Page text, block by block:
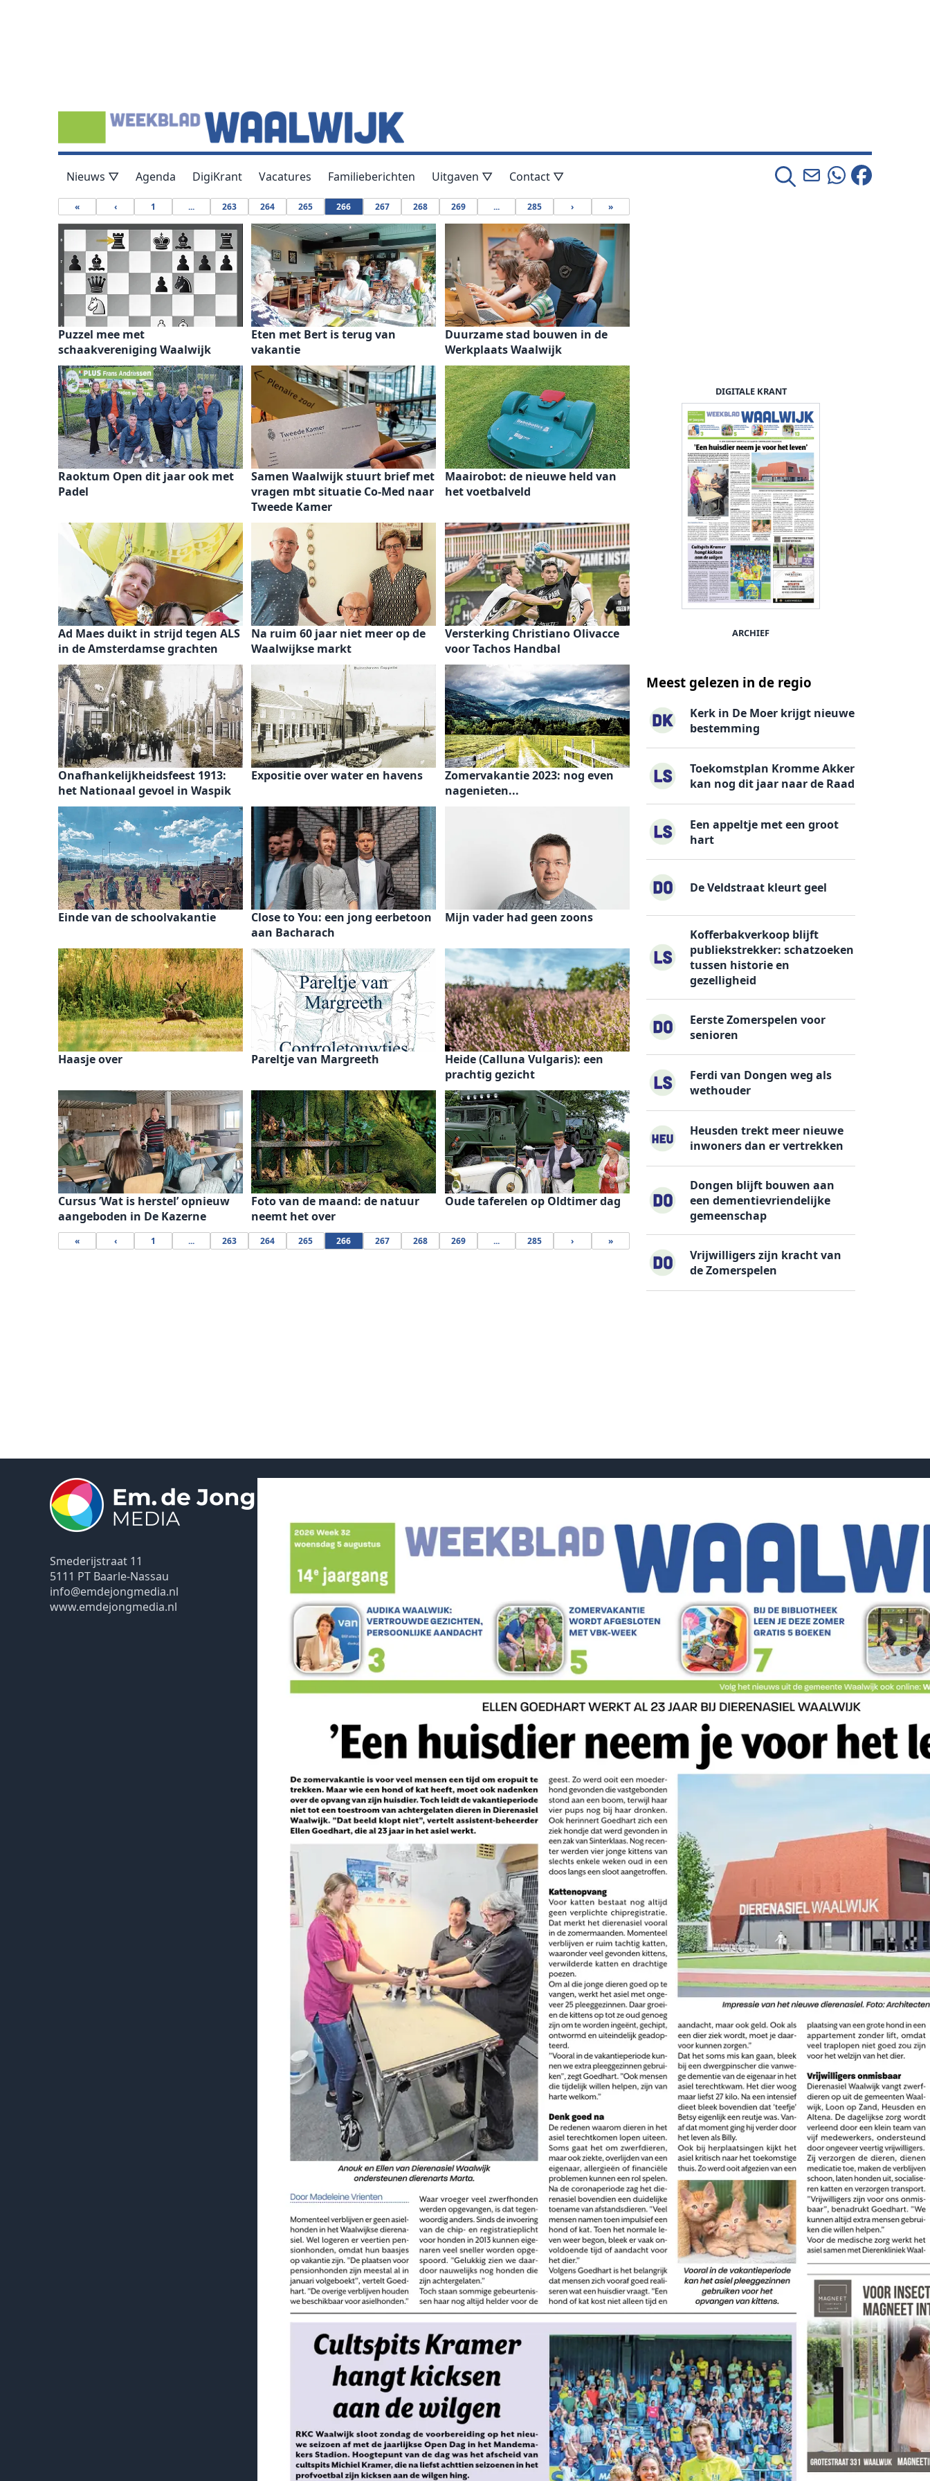
Nieuws ▽ Agenda DigiKrant Vacatures Familieberichten Uitgaven ▽ Contact ▽
« ‹ 1 ... 263 264 265 266 267 268 269 ... 285 › »
Puzzel mee met
schaakvereniging Waalwijk
Eten met Bert is terug van
vakantie
Duurzame stad bouwen in de
Werkplaats Waalwijk
Raoktum Open dit jaar ook met
Padel
Samen Waalwijk stuurt brief met
vragen mbt situatie Co-Med naar
Tweede Kamer
Maairobot: de nieuwe held van
het voetbalveld
Ad Maes duikt in strijd tegen ALS
in de Amsterdamse grachten
Na ruim 60 jaar niet meer op de
Waalwijkse markt
Versterking Christiano Olivacce
voor Tachos Handbal
Onafhankelijkheidsfeest 1913:
het Nationaal gevoel in Waspik
Expositie over water en havens
Zomervakantie 2023: nog even
nagenieten...
Einde van de schoolvakantie
Close to You: een jong eerbetoon
aan Bacharach
Mijn vader had geen zoons
Haasje over Pareltje van Margreeth
Heide (Calluna Vulgaris): een
prachtig gezicht
Cursus ’Wat is herstel’ opnieuw
aangeboden in De Kazerne
Foto van de maand: de natuur
neemt het over
Oude taferelen op Oldtimer dag
« ‹ 1 ... 263 264 265 266 267 268 269 ... 285 › »
DIGITALE KRANT
ARCHIEF
Meest gelezen in de regio
Kerk in De Moer krijgt nieuwe
bestemming
Toekomstplan Kromme Akker
kan nog dit jaar naar de Raad
Een appeltje met een groot
hart
De Veldstraat kleurt geel
Kofferbakverkoop blijft
publiekstrekker: schatzoeken
tussen historie en
gezelligheid
Eerste Zomerspelen voor
senioren
Ferdi van Dongen weg als
wethouder
Heusden trekt meer nieuwe
inwoners dan er vertrekken
Dongen blijft bouwen aan
een dementievriendelijke
gemeenschap
Vrijwilligers zijn kracht van
de Zomerspelen
Smederijstraat 11
5111 PT Baarle-Nassau
info@emdejongmedia.nl
www.emdejongmedia.nl